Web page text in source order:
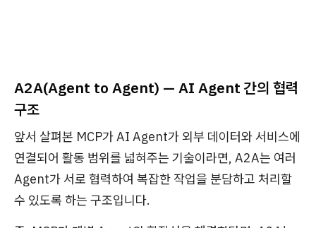
A2A(Agent to Agent) — AI Agent 간의 협력
구조
앞서 살펴본 MCP가 AI Agent가 외부 데이터와 서비스에
연결되어 활동 범위를 넓혀주는 기술이라면, A2A는 여러
Agent가 서로 협력하여 복잡한 작업을 분담하고 처리할
수 있도록 하는 구조입니다.